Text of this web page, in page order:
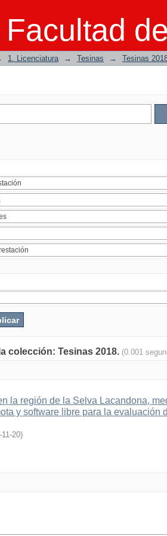
1. Licenciatura → Tesinas → Tesinas
colección: Tesinas 2018. (0.001
la región de la Selva Lacandona,
y software libre para la evaluación
20)